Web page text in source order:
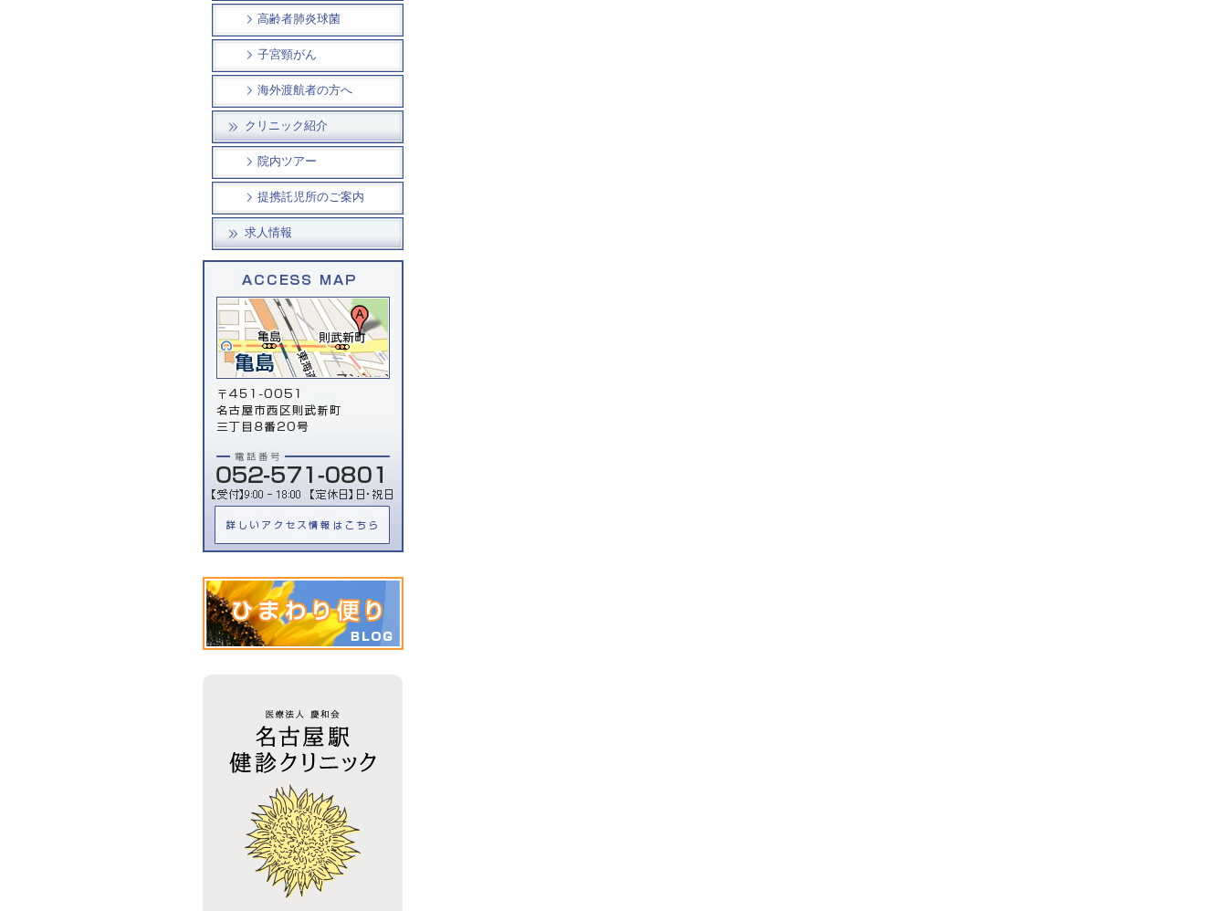
高齢者肺炎球菌
子宮頸がん
海外渡航者の方へ
クリニック紹介
院内ツアー
提携託児所のご案内
求人情報